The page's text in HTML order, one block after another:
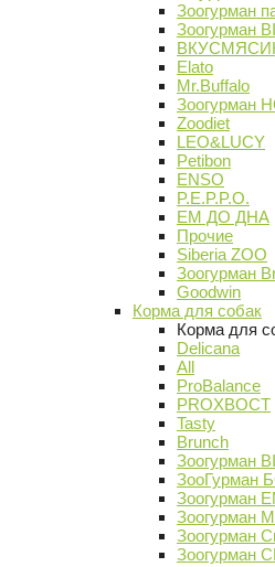
Зоогурман
Зоогурман
Elato
Mr.Buffalo
Зоогурман
Zoodiet
LEO&LUCY
Petibon
ENSO
P.E.P.P.O.
ЕМ ДО ДНА
Прочие
Siberia ZOO
Зоогурман
Goodwin
Корма для собак
Корма для
Delicana
All
ProBalance
PROХВОСТ
Tasty
Brunch
Зоогурман
Зоогурман
Зоогурман
Зоогурман
Зоогурман